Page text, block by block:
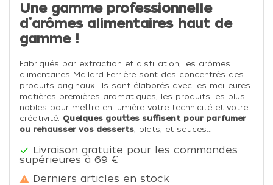
Une gamme professionnelle
d'arômes alimentaires haut de
gamme !
Fabriqués par extraction et distillation, les arômes
alimentaires Mallard Ferrière sont des concentrés des
produits originaux. Ils sont élaborés avec les meilleures
matières premières aromatiques, les produits les plus
nobles pour mettre en lumière votre technicité et votre
créativité. Quelques gouttes suffisent pour parfumer
ou rehausser vos desserts , plats, et sauces...
 Livraison gratuite pour les commandes
supérieures à 69 €
 Derniers articles en stock